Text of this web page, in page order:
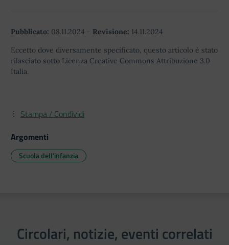
Pubblicato: 08.11.2024 - Revisione: 14.11.2024
Eccetto dove diversamente specificato, questo articolo è stato
rilasciato sotto Licenza Creative Commons Attribuzione 3.0
Italia.
Stampa / Condividi
Argomenti
Scuola dell'infanzia
Circolari, notizie, eventi correlati